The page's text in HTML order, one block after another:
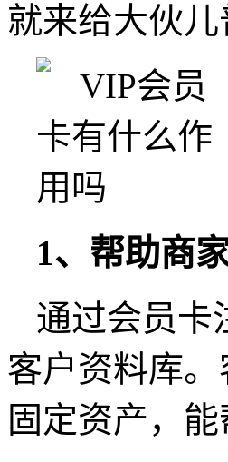
就来给大伙
1、帮助商
通过会员卡
客户资料库
固定资产，